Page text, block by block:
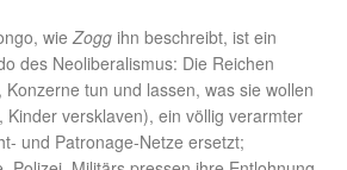
wieZogg ihn beschreibt, ist ein
des Neoliberalismus: Die Reichen
tun und lassen, was sie wollen
Kinder versklaven), ein völlig verarmter
und Patronage-Netze ersetzt;